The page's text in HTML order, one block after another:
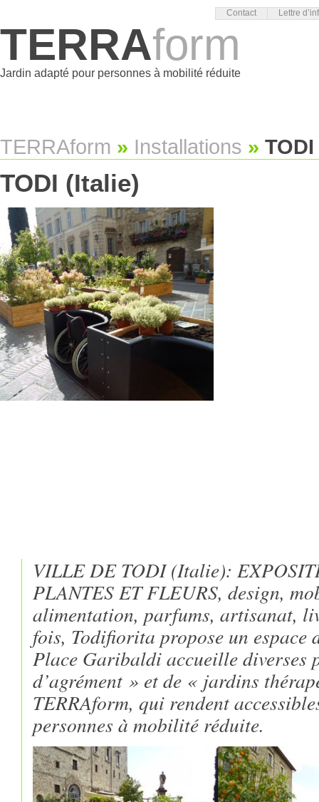
Contact Lettre
TERRAform
Jardin adapté pour personnes à mobilité réduite
TERRAform » Installations »
TODI (Italie)
VILLE DE TODI (Italie):
PLANTES ET FLEURS, design,
alimentation, parfums, artisanat,
fois, Todifiorita propose un
Place Garibaldi accueille diverses
d’agrément » et de « jardins
TERRAform, qui rendent
personnes à mobilité réduite.